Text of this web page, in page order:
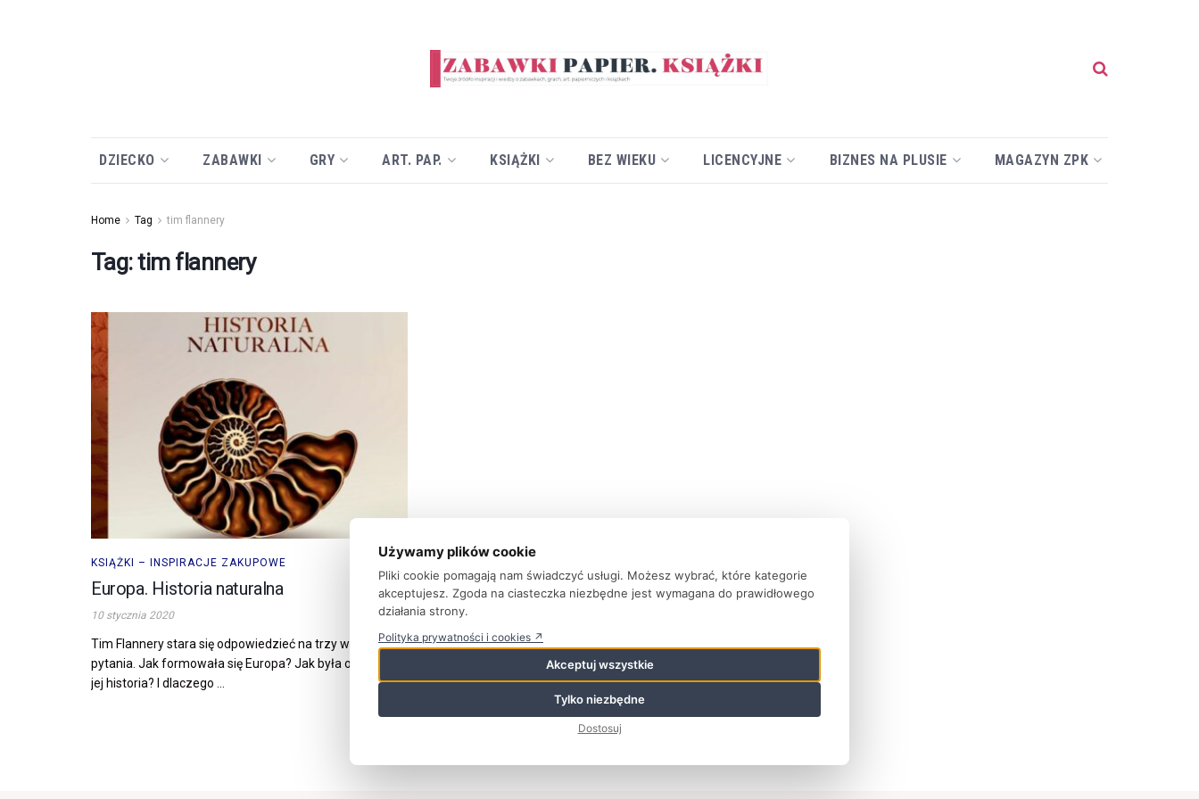
DZIECKO ZABAWKI GRY ART. PAP. KSIĄŻKI BEZ WIEKU LICENCYJNE BIZNES NA PLUSIE MAGAZYN ZPK
Home Tag tim flannery
Tag:tim flannery
KSIĄŻKI – INSPIRACJE ZAKUPOWE
Europa. Historia naturalna
10 stycznia 2020
Tim Flannery stara się odpowiedzieć na trzy wielkie
pytania. Jak formowała się Europa? Jak była odkrywana
jej historia? I dlaczego ...
Używamy plików cookie
Pliki cookie pomagają nam świadczyć usługi. Możesz wybrać, które kategorie
akceptujesz. Zgoda na ciasteczka niezbędne jest wymagana do prawidłowego
działania strony.
Polityka prywatności i cookies ↗
Akceptuj wszystkie
Tylko niezbędne
Dostosuj